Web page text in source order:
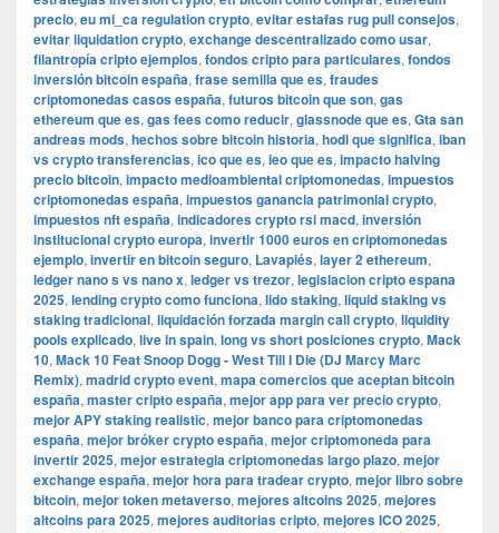
precio, eu mi_ca regulation crypto, evitar estafas rug pull consejos,
evitar liquidation crypto, exchange descentralizado como usar,
filantropía cripto ejemplos, fondos cripto para particulares, fondos
inversión bitcoin españa, frase semilla que es, fraudes
criptomonedas casos españa, futuros bitcoin que son, gas
ethereum que es, gas fees como reducir, glassnode que es, Gta san
andreas mods, hechos sobre bitcoin historia, hodl que significa, iban
vs crypto transferencias, ico que es, ieo que es, impacto halving
precio bitcoin, impacto medioambiental criptomonedas, impuestos
criptomonedas españa, impuestos ganancia patrimonial crypto,
impuestos nft españa, indicadores crypto rsi macd, inversión
institucional crypto europa, invertir 1000 euros en criptomonedas
ejemplo, invertir en bitcoin seguro, Lavapiés, layer 2 ethereum,
ledger nano s vs nano x, ledger vs trezor, legislacion cripto espana
2025, lending crypto como funciona, lido staking, liquid staking vs
staking tradicional, liquidación forzada margin call crypto, liquidity
pools explicado, live in spain, long vs short posiciones crypto, Mack
10, Mack 10 Feat Snoop Dogg - West Till I Die (DJ Marcy Marc
Remix), madrid crypto event, mapa comercios que aceptan bitcoin
españa, master cripto españa, mejor app para ver precio crypto,
mejor APY staking realistic, mejor banco para criptomonedas
españa, mejor bróker crypto españa, mejor criptomoneda para
invertir 2025, mejor estrategia criptomonedas largo plazo, mejor
exchange españa, mejor hora para tradear crypto, mejor libro sobre
bitcoin, mejor token metaverso, mejores altcoins 2025, mejores
altcoins para 2025, mejores auditorias cripto, mejores ICO 2025,